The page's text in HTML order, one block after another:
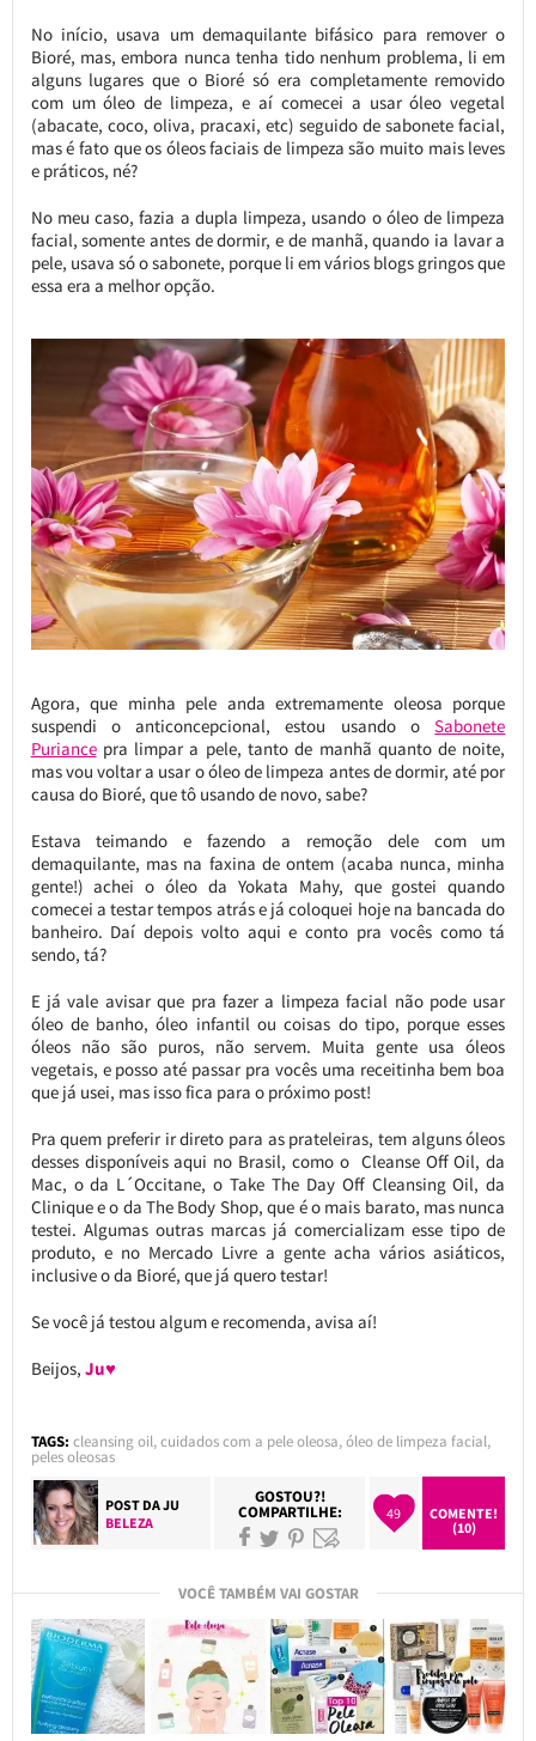
No início, usava um demaquilante bifásico para remover o
Bioré, mas, embora nunca tenha tido nenhum problema, li em
alguns lugares que o Bioré só era completamente removido
com um óleo de limpeza, e aí comecei a usar óleo vegetal
(abacate, coco, oliva, pracaxi, etc) seguido de sabonete facial,
mas é fato que os óleos faciais de limpeza são muito mais leves
e práticos, né?
No meu caso, fazia a dupla limpeza, usando o óleo de limpeza
facial, somente antes de dormir, e de manhã, quando ia lavar a
pele, usava só o sabonete, porque li em vários blogs gringos que
essa era a melhor opção.
Agora, que minha pele anda extremamente oleosa porque
suspendi o anticoncepcional, estou usando oSabonete
Puriancepra limpar a pele, tanto de manhã quanto de noite,
mas vou voltar a usar o óleo de limpeza antes de dormir, até por
causa do Bioré, que tô usando de novo, sabe?
Estava teimando e fazendo a remoção dele com um
demaquilante, mas na faxina de ontem (acaba nunca, minha
gente!) achei o óleo da Yokata Mahy, que gostei quando
comecei a testar tempos atrás e já coloquei hoje na bancada do
banheiro. Daí depois volto aqui e conto pra vocês como tá
sendo, tá?
E já vale avisar que pra fazer a limpeza facial não pode usar
óleo de banho, óleo infantil ou coisas do tipo, porque esses
óleos não são puros, não servem. Muita gente usa óleos
vegetais, e posso até passar pra vocês uma receitinha bem boa
que já usei, mas isso fica para o próximo post!
Pra quem preferir ir direto para as prateleiras, tem alguns óleos
desses disponíveis aqui no Brasil, como o Cleanse Off Oil, da
Mac, o da L´Occitane, o Take The Day Off Cleansing Oil, da
Clinique e o da The Body Shop, que é o mais barato, mas nunca
testei. Algumas outras marcas já comercializam esse tipo de
produto, e no Mercado Livre a gente acha vários asiáticos,
inclusive o da Bioré, que já quero testar!
Se você já testou algum e recomenda, avisa aí!
Beijos, Ju♥
TAGS: cleansing oil,cuidados com a pele oleosa,óleo de limpeza facial,
peles oleosas
POST DAJU
BELEZA
GOSTOU?!
COMPARTILHE: 49
COMENTE!
(10)
VOCÊ TAMBÉM VAI GOSTAR